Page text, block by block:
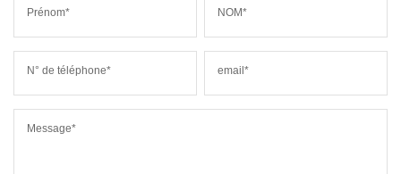
Prénom* NOM*
N° de téléphone* email*
Message*